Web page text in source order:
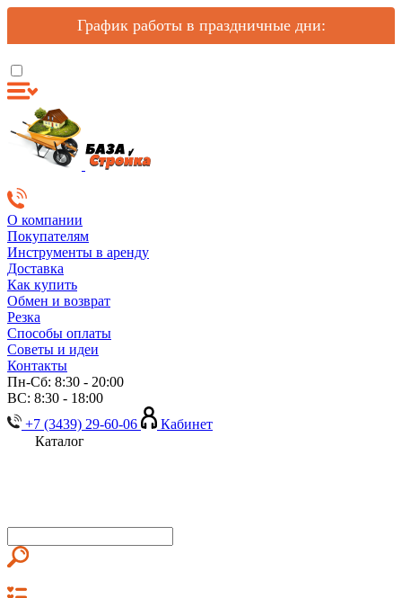
График работы в праздничные дни:
О компании
Покупателям
Инструменты в аренду
Доставка
Как купить
Обмен и возврат
Резка
Способы оплаты
Советы и идеи
Контакты
Пн-Сб: 8:30 - 20:00
ВС: 8:30 - 18:00
+7 (3439) 29-60-06
Кабинет
Каталог